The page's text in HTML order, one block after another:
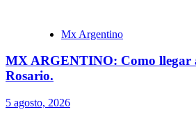
Mx Argentino
MX ARGENTINO: Como llegar
Rosario.
5 agosto, 2026